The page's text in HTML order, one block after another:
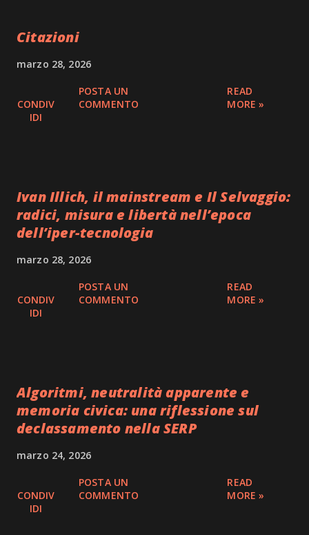
Citazioni
marzo 28, 2026
CONDIV
IDI
POSTA UN
COMMENTO
READ
MORE »
Ivan Illich, il mainstream e Il Selvaggio:
radici, misura e libertà nell’epoca
dell’iper-tecnologia
marzo 28, 2026
CONDIV
IDI
POSTA UN
COMMENTO
READ
MORE »
Algoritmi, neutralità apparente e
memoria civica: una riflessione sul
declassamento nella SERP
marzo 24, 2026
CONDIV
IDI
POSTA UN
COMMENTO
READ
MORE »